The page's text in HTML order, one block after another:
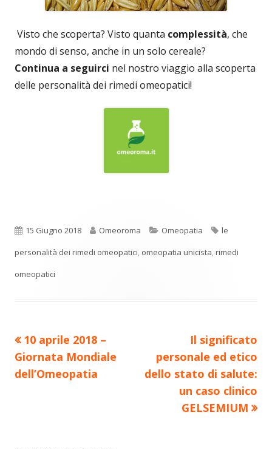
Visto che scoperta? Visto quanta complessità, che
mondo di senso, anche in un solo cereale?
Continua a seguirci nel nostro viaggio alla scoperta
delle personalità dei rimedi omeopatici!
Pubblicato
15 Giugno 2018 Autore
Omeoroma Categorie
Omeopatia Tag
le
personalità dei rimedi omeopatici, omeopatia unicista,rimedi
omeopatici
Navigazione
articoli
Precedente
articolo:
10 aprile 2018 –
Giornata Mondiale
dell’Omeopatia
Nuovo
articolo:
Il significato
personale ed etico
dello stato di salute:
un caso clinico
GELSEMIUM